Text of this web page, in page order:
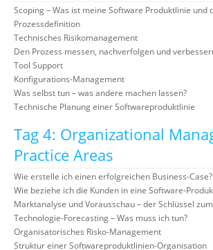
Scoping – Was ist meine Software Produktlinie und
Prozessdefinition
Technisches Risikomanagement
Den Prozess messen, nachverfolgen und
Tool Support
Konfigurations-Management
Was selbst tun – was andere machen lassen?
Technische Planung einer Softwareproduktlinie
Tag 4: Organizational
Practice Areas
Wie erstelle ich einen erfolgreichen Business-Case?
Wie beziehe ich die Kunden in eine Software-
Marktanalyse und Vorausschau – der Schlüssel
Technologie-Forecasting – Was muss ich tun?
Organisatorisches Risko-Management
Struktur einer Softwareproduktlinien-Organisation